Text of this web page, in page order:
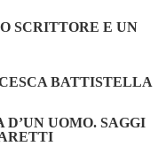
SCRITTORE E UN
BATTISTELLA
UOMO. SAGGI